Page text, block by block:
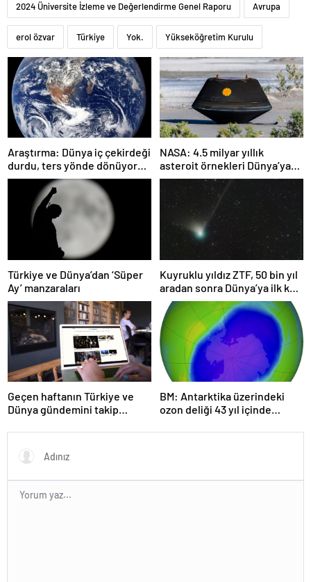
2024 Üniversite İzleme ve Değerlendirme Genel Raporu Avrupa
erol özvar Türkiye Yok. Yükseköğretim Kurulu
Araştırma: Dünya iç çekirdeği
durdu, ters yönde dönüyor
olabilir
NASA: 4.5 milyar yıllık
asteroit örnekleri Dünya’ya
getirildi; yaşamın
başlangıcına ışık tutabilir
Türkiye ve Dünya’dan ‘Süper
Ay’ manzaraları
Kuyruklu yıldız ZTF, 50 bin yıl
aradan sonra Dünya’ya ilk kez
çok yaklaşacak
Geçen haftanın Türkiye ve
Dünya gündemini takip
BM: Antarktika üzerindeki
ozon deliği 43 yıl içinde